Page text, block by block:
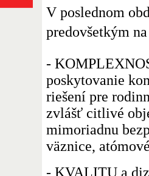
V poslednom
predovšetkým na
-
poskytovanie
riešení pre
zvlášť citlivé
mimoriadnu
väznice,
- KVALITU a